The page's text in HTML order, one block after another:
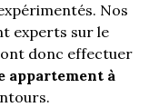
Nos
experts sur le
donc effectuer
appartement à